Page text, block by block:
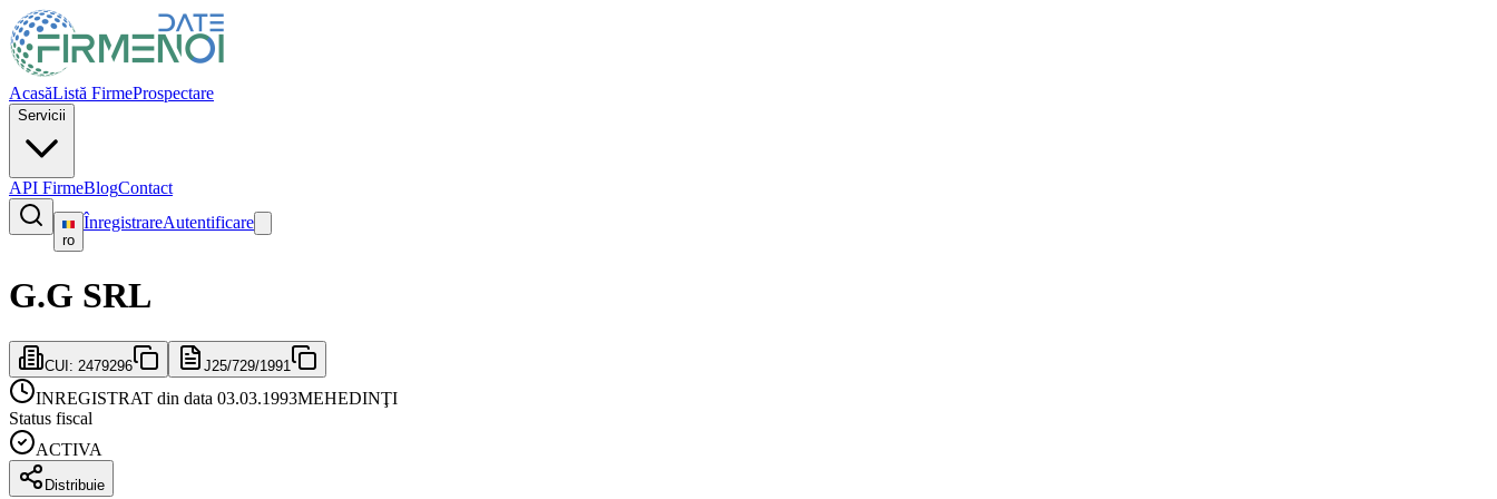
AcasăListă FirmeProspectare
Servicii
API FirmeBlogContact
ro
ÎnregistrareAutentificare
G.G SRL
CUI: 2479296 J25/729/1991
INREGISTRAT din data 03.03.1993MEHEDINŢI
Status fiscal
ACTIVA
Distribuie